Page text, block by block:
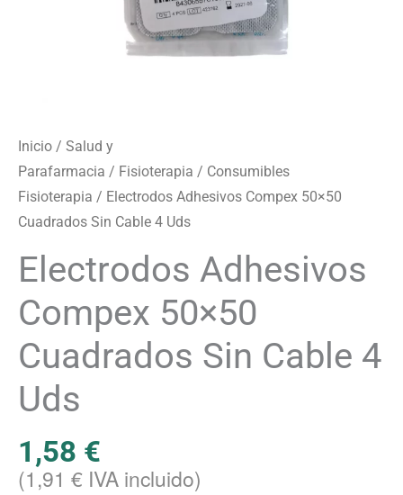
Inicio / Salud y
Parafarmacia / Fisioterapia / Consumibles
Fisioterapia / Electrodos Adhesivos Compex 50×50
Cuadrados Sin Cable 4 Uds
Electrodos Adhesivos
Compex 50×50
Cuadrados Sin Cable 4
Uds
1,58 €
(1,91 € IVA incluido)